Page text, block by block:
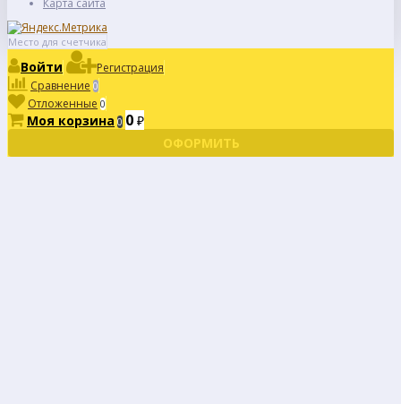
Карта сайта
Место для счетчика
Войти
Регистрация
Сравнение 0
Отложенные 0
Моя корзина 0 0 ₽
ОФОРМИТЬ